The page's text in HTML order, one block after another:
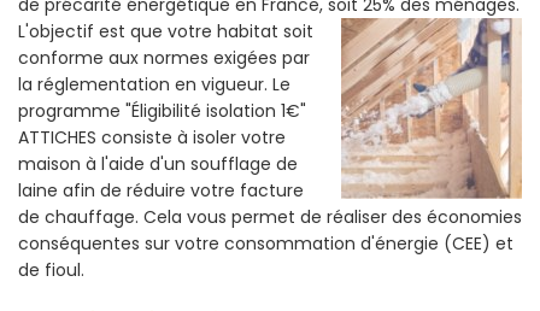
L'objectif est que votre habitat soit
conforme aux normes exigées par
la réglementation en vigueur. Le
programme "Éligibilité isolation 1€"
ATTICHES consiste à isoler votre
maison à l'aide d'un soufflage de
laine afin de réduire votre facture
de chauffage. Cela vous permet de réaliser des économies
conséquentes sur votre consommation d'énergie (CEE) et
de fioul.